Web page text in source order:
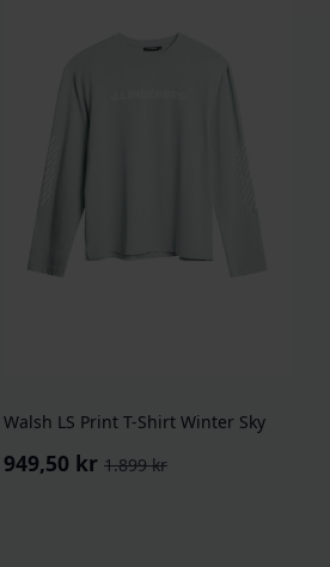
Walsh LS Print T-Shirt Winter Sky
1.899kr
Opprinnelig
949,50 kr
Nåværende